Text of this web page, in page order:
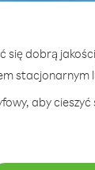
się dobrą
aby